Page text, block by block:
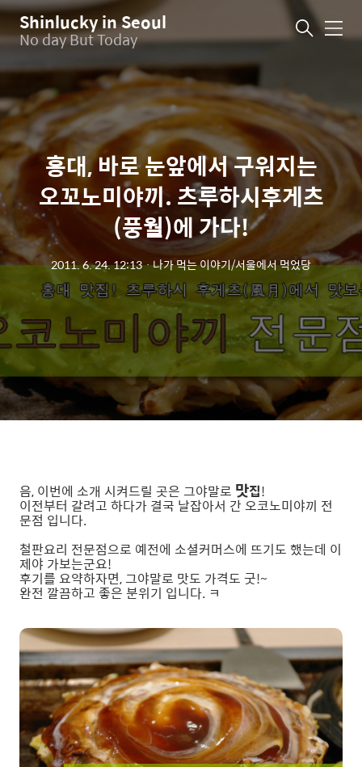
Shinlucky in Seoul
No day But Today 메
홍대, 바로 눈앞에서 구워지는
오꼬노미야끼. 츠루하시후게츠
(풍월)에 가다!
2011. 6. 24. 12:13ㆍ나가 먹는 이야기/서울에서 먹었당
음, 이번에 소개 시켜드릴 곳은 그야말로 맛집!
이전부터 갈려고 하다가 결국 날잡아서 간 오코노미야끼 전
문점 입니다.
철판요리 전문점으로 예전에 소셜커머스에 뜨기도 했는데 이
제야 가보는군요!
후기를 요약하자면, 그야말로 맛도 가격도 굿!~
완전 깔끔하고 좋은 분위기 입니다. ㅋ